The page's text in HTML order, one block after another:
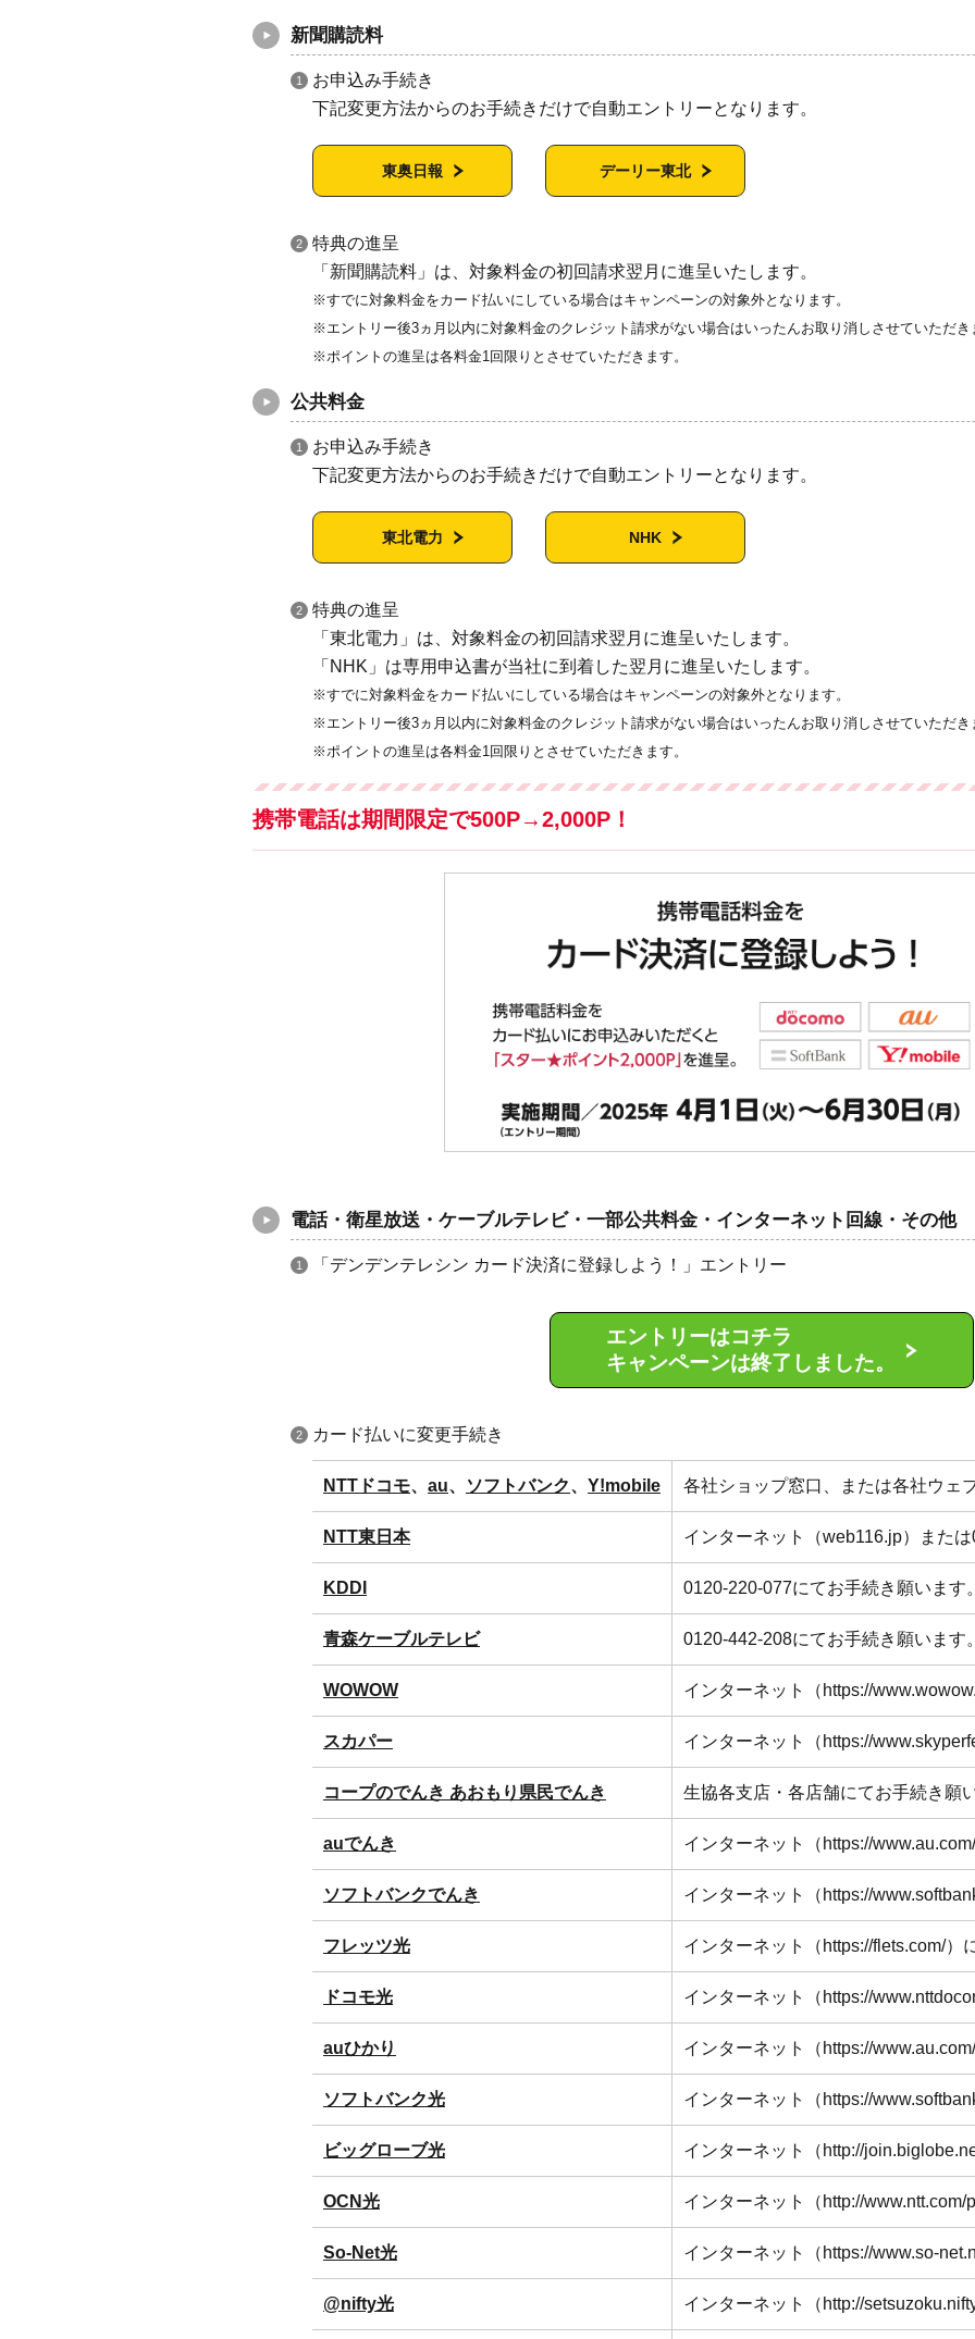
新聞購読料
お申込み手続き
下記変更方法からのお手続きだけで自動エントリーとなります。
東奥日報 デーリー東北
特典の進呈
「新聞購読料」は、対象料金の初回請求翌月に進呈いたします。
すでに対象料金をカード払いにしている場合はキャンペーンの対象外となります。
エントリー後3ヵ月以内に対象料金のクレジット請求がない場合はいったんお取り消しさせていただき
ポイントの進呈は各料金1回限りとさせていただきます。
公共料金
お申込み手続き
下記変更方法からのお手続きだけで自動エントリーとなります。
東北電力 NHK
特典の進呈
「東北電力」は、対象料金の初回請求翌月に進呈いたします。
「NHK」は専用申込書が当社に到着した翌月に進呈いたします。
すでに対象料金をカード払いにしている場合はキャンペーンの対象外となります。
エントリー後3ヵ月以内に対象料金のクレジット請求がない場合はいったんお取り消しさせていただき
ポイントの進呈は各料金1回限りとさせていただきます。
携帯電話は期間限定で500P→2,000P！
電話・衛星放送・ケーブルテレビ・一部公共料金・インターネット回線・その他
「デンデンテレシン カード決済に登録しよう！」エントリー
エントリーはコチラ
キャンペーンは終了しました。
カード払いに変更手続き
NTTドコモ、 au、 ソフトバンク、 Y!mobile 各社ショップ窓口、または各社ウェ
NTT東日本 インターネット（web116.jp）または
KDDI 0120-220-077にてお手続き願います
青森ケーブルテレビ 0120-442-208にてお手続き願います
WOWOW インターネット（ https://
スカパー インターネット（ https://
コープのでんき あおもり県民でんき 生協各支店・各店舗にてお手続き願
auでんき インターネット（ https://
ソフトバンクでんき インターネット（ https://
フレッツ光 インターネット（ https://flets.com/）
ドコモ光 インターネット（ https://
auひかり インターネット（ https://
ソフトバンク光 インターネット（ https://
ビッグローブ光 インターネット（ http://
OCN光 インターネット（ http://
So-Net光 インターネット（ https://www.so-
@nifty光 インターネット（ http://